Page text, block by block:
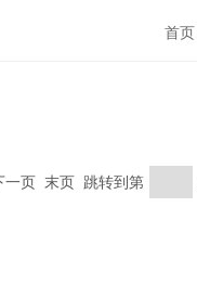
首页
一页 末页 跳转到第